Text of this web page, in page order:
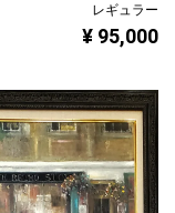
レギュラー
¥ 95,000